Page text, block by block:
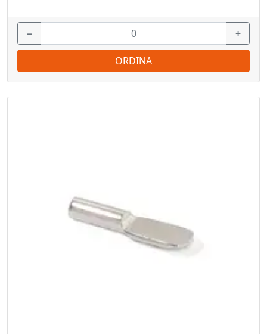
− +
ORDINA